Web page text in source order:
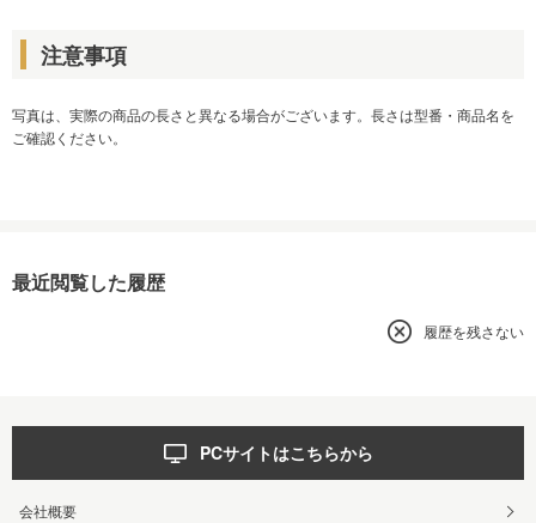
注意事項
写真は、実際の商品の長さと異なる場合がございます。長さは型番・商品名を
ご確認ください。
最近閲覧した履歴
履歴を残さない
PCサイトはこちらから
会社概要